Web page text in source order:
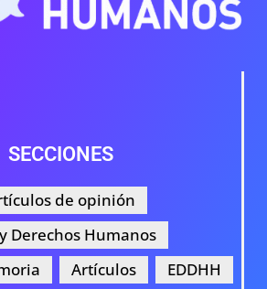
SECCIONES
de opinión
Derechos Humanos
Artículos EDDHH